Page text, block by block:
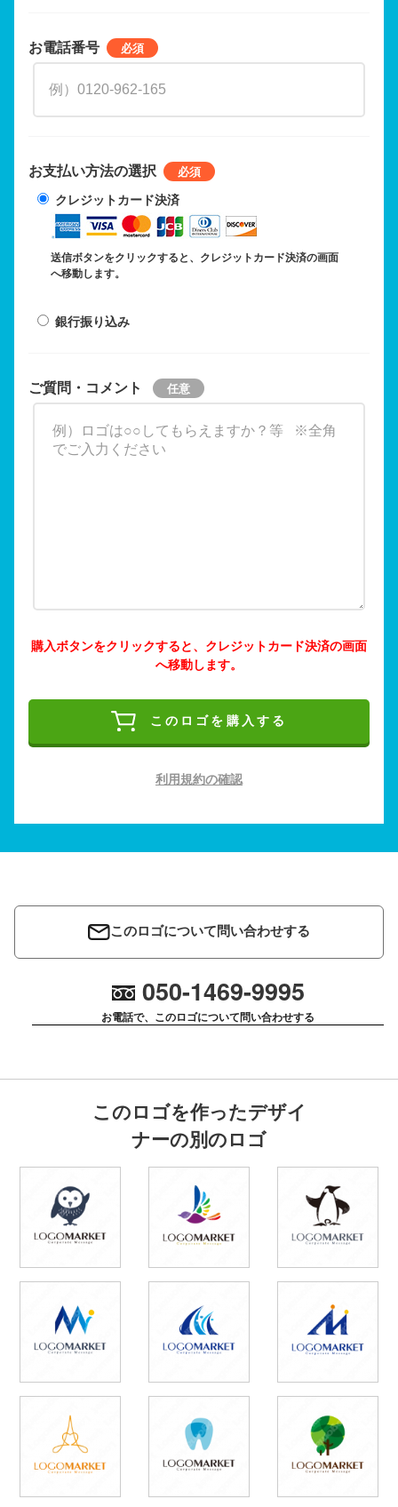
お電話番号
お支払い方法の選択
クレジットカード決済
送信ボタンをクリックすると、クレジットカード決済の画面
へ移動します。
銀行振り込み
ご質問・コメント
購入ボタンをクリックすると、クレジットカード決済の画面
へ移動します。
このロゴを購入する
利用規約の確認
このロゴについて問い合わせする
050-1469-9995
お電話で、このロゴについて問い合わせする
このロゴを作ったデザイ
ナーの別のロゴ